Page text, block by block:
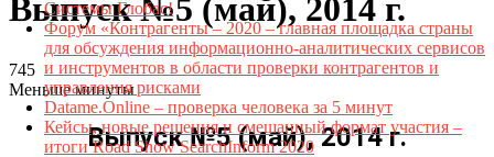
Системы Глобас!
Форум «Контрагенты – 2020 – главная площадка страны
для обсуждения информационно-аналитических сервисов
и инструментов в области проверки контрагентов и
управления рисками
Datame.Online – проверка человека за 5 минут
Кейсы, новые решения и смешанный формат участия –
итоги Road Show SearchInform 2020
Выпуск №5 (май), 2014 г.
745
Меньше минуты
Выпуск №5 (май), 2014 г.